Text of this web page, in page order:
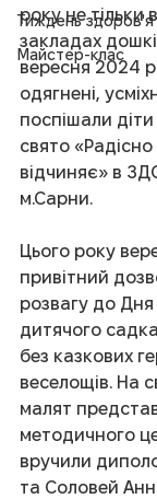
Тиждень здоров'я
Майстер-клас
року не тільки
закладах
вересня 2024
одягнені,
поспішали
свято
відчиняє» в
м.Сарни.
Цього року
привітний
розвагу до Дня
дитячого
без казкових
веселощів. На
малят
методичного
вручили
та Соловей Анні